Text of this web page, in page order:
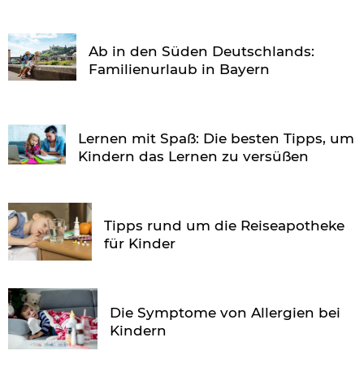
Ab in den Süden Deutschlands:
Familienurlaub in Bayern
Lernen mit Spaß: Die besten Tipps, um
Kindern das Lernen zu versüßen
Tipps rund um die Reiseapotheke
für Kinder
Die Symptome von Allergien bei
Kindern